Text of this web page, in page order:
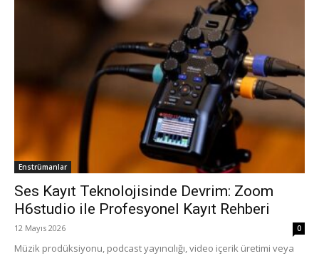
Enstrümanlar
Ses Kayıt Teknolojisinde Devrim: Zoom
H6studio ile Profesyonel Kayıt Rehberi
12 Mayıs 2026 0
Müzik prodüksiyonu, podcast yayıncılığı, video içerik üretimi veya